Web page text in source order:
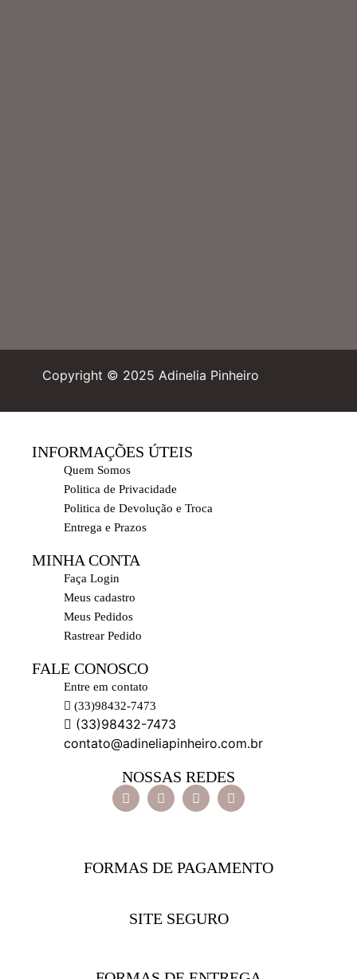
Copyright © 2025 Adinelia Pinheiro
INFORMAÇÕES ÚTEIS
Quem Somos
Politica de Privacidade
Politica de Devolução e Troca
Entrega e Prazos
MINHA CONTA
Faça Login
Meus cadastro
Meus Pedidos
Rastrear Pedido
FALE CONOSCO
Entre em contato
(33)98432-7473
(33)98432-7473
contato@adineliapinheiro.com.br
NOSSAS REDES
FORMAS DE PAGAMENTO
SITE SEGURO